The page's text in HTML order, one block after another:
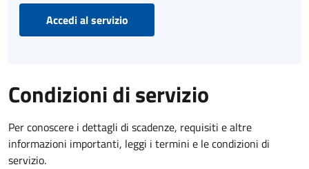
Accedi al servizio
Condizioni di servizio
Per conoscere i dettagli di scadenze, requisiti e altre
informazioni importanti, leggi i termini e le condizioni di
servizio.